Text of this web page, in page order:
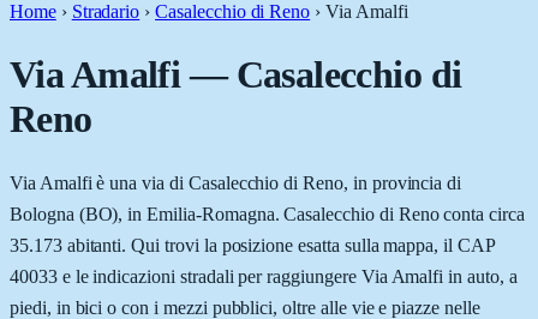
Home › Stradario › Casalecchio di Reno ›Via Amalfi
Via Amalfi—Casalecchio di
Reno
Via Amalfi è una via di Casalecchio di Reno, in provincia di
Bologna (BO), in Emilia-Romagna. Casalecchio di Reno conta circa
35.173 abitanti. Qui trovi la posizione esatta sulla mappa, il CAP
40033 e le indicazioni stradali per raggiungere Via Amalfi in auto, a
piedi, in bici o con i mezzi pubblici, oltre alle vie e piazze nelle